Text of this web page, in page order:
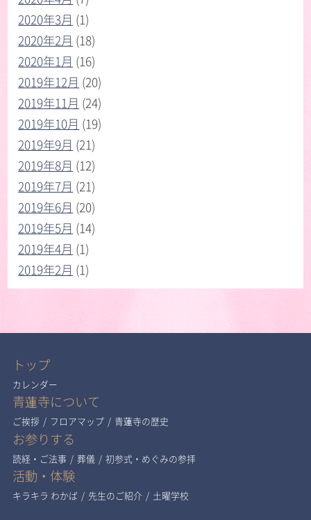
2020年3月 (1)
2020年2月 (18)
2020年1月 (16)
2019年12月 (20)
2019年11月 (24)
2019年10月 (19)
2019年9月 (21)
2019年8月 (12)
2019年7月 (21)
2019年6月 (20)
2019年5月 (14)
2019年4月 (1)
2019年2月 (1)
トップ
カレンダー
青蓮寺について
ご挨拶 / フロアマップ / 青蓮寺の歴史
お参りする
読経・ご法事 / 葬儀 / 初参式・めぐみの参拝
活動・体験
キラキラ わかば / 先生のご紹介 / 土曜学校